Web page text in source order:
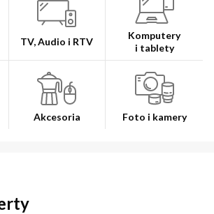
TV, Audio i RTV
Komputery
i tablety
Akcesoria Foto i kamery